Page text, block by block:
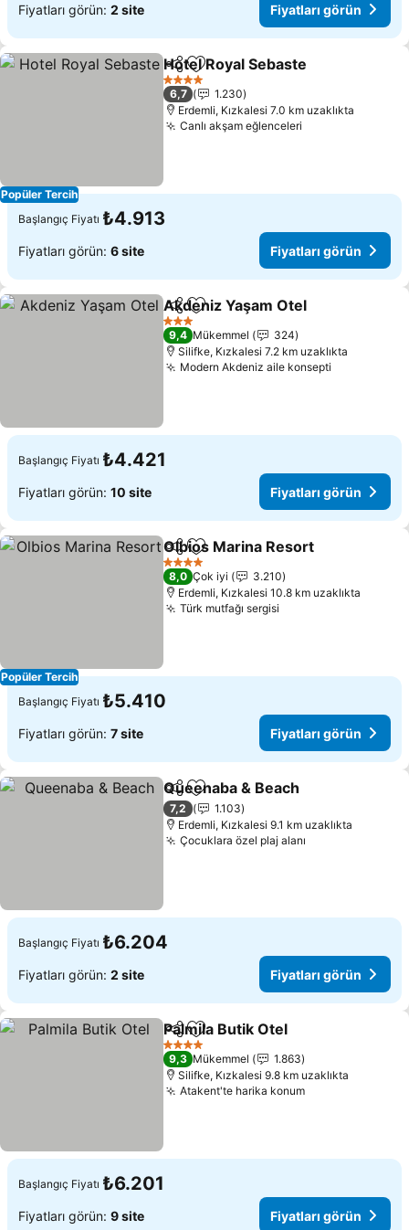
Fiyatları görün: 2 site Fiyatları görün
Popüler Tercih
PaylaşFavorilerime ekle
Hotel Royal Sebaste
4 Yıldız
6,7
1.230
Erdemli, Kızkalesi 7.0 km uzaklıkta
Canlı akşam eğlenceleri
Başlangıç Fiyatı ₺4.913
Fiyatları görün: 6 site Fiyatları görün
PaylaşFavorilerime ekle
Akdeniz Yaşam Otel
3 Yıldız
9,4 Mükemmel
324
Silifke, Kızkalesi 7.2 km uzaklıkta
Modern Akdeniz aile konsepti
Başlangıç Fiyatı ₺4.421
Fiyatları görün: 10 site Fiyatları görün
Popüler Tercih
PaylaşFavorilerime ekle
Olbios Marina Resort
4 Yıldız
8,0 Çok iyi
3.210
Erdemli, Kızkalesi 10.8 km uzaklıkta
Türk mutfağı sergisi
Başlangıç Fiyatı ₺5.410
Fiyatları görün: 7 site Fiyatları görün
PaylaşFavorilerime ekle
Queenaba & Beach
7,2
1.103
Erdemli, Kızkalesi 9.1 km uzaklıkta
Çocuklara özel plaj alanı
Başlangıç Fiyatı ₺6.204
Fiyatları görün: 2 site Fiyatları görün
PaylaşFavorilerime ekle
Palmila Butik Otel
4 Yıldız
9,3 Mükemmel
1.863
Silifke, Kızkalesi 9.8 km uzaklıkta
Atakent'te harika konum
Başlangıç Fiyatı ₺6.201
Fiyatları görün: 9 site Fiyatları görün